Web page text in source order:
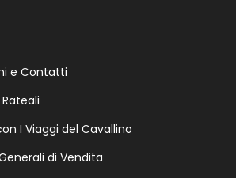
e Contatti
I Viaggi del Cavallino
di Vendita